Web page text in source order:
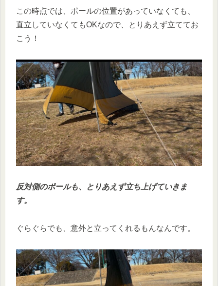
この時点では、ポールの位置があっていなくても、
直立していなくてもOKなので、とりあえず立ててお
こう！
反対側のポールも、とりあえず立ち上げていきま
す。
ぐらぐらでも、意外と立ってくれるもんなんです。